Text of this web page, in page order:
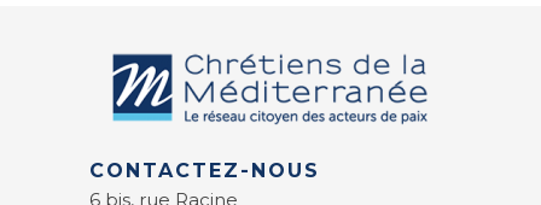
CONTACTEZ-NOUS
6 bis, rue Racine